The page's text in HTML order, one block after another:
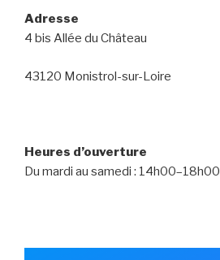
Adresse
4 bis Allée du Château
43120 Monistrol-sur-Loire
Heures d’ouverture
Du mardi au samedi : 14h00–18h00